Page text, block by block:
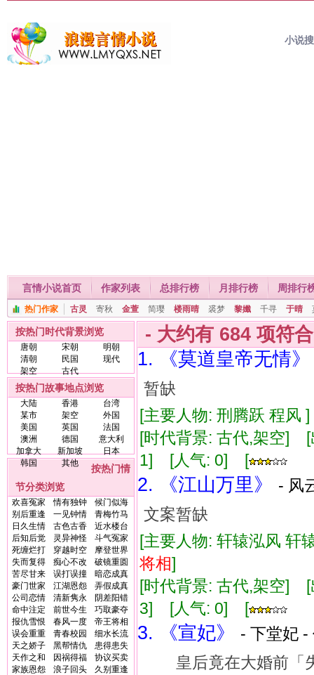
小说
言情小说首页 作家列表 总排行榜 月排行榜 周排行
热门作家 古灵 寄秋 金萱 简璎 楼雨晴 裘梦 黎孅 千寻 于晴
按热门时代背景浏览
唐朝 宋朝
明朝
清朝
民国
现代
架空
古代
按热门故事地点浏览
大陆 香港
台湾
某市
架空
外国
美国
英国
法国
澳洲
德国
意大利
加拿大
新加坡
日本
韩国
其他
按热门情
节分类浏览
欢喜冤家 情有独钟
候门似海
别后重逢
一见钟情
青梅竹马
日久生情
古色古香
近水楼台
后知后觉
灵异神怪
斗气冤家
死缠烂打
穿越时空
摩登世界
失而复得
痴心不改
破镜重圆
苦尽甘来
误打误撞
暗恋成真
豪门世家
江湖恩怨
弄假成真
公司恋情
清新隽永
阴差阳错
命中注定
前世今生
巧取豪夺
报仇雪恨
春风一度
帝王将相
误会重重
青春校园
细水长流
天之娇子
黑帮情仇
患得患失
天作之和
因祸得福
协议买卖
家族恩怨
浪子回头
久别重逢
- 大约有 684 项符
1. 《莫道皇帝无情》
暂缺
[主要人物: 刑腾跃 程
[时代背景: 古代,架空]
1] [人气: 0] [
2. 《江山万里》
- 风
文案暂缺
[主要人物: 轩辕泓风
将相]
[时代背景: 古代,架空]
3] [人气: 0] [
3. 《宣妃》
- 下堂妃
皇后竟在大婚前「失